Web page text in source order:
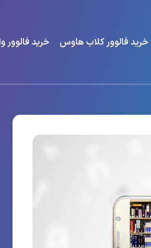
خرید فالوور کلاب هاوس خرید فالوور